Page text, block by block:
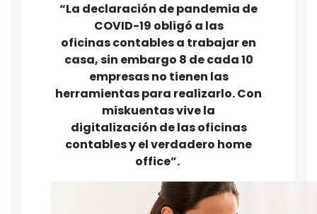
“La declaración de pandemia de
COVID-19 obligó a las
oficinas contables a trabajar en
casa, sin embargo 8 de cada 10
empresas no tienen las
herramientas para realizarlo. Con
miskuentas vive la
digitalización de las oficinas
contables y el verdadero home
office”.